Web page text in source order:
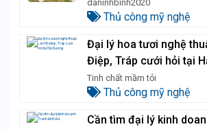
daninhbinh2020
Thủ công mỹ nghệ
Đại lý hoa tươi nghệ
Điệp, Tráp cưới hỏi tại
Tinh chất mầm tỏi
Thủ công mỹ nghệ
Cần tìm đại lý kinh